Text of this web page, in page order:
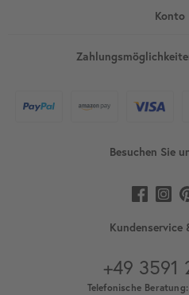
Konto
Besuchen Sie
Kundenservice
+49 3591
Telefonische Beratung: